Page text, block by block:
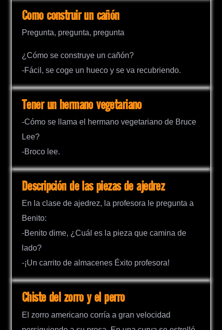
Como construir un cañón
Pregunta, pregunta, pregunta
¿Cómo se construye un cañón?
-Fácil, se coge un hueco y se va recubriendo.
Tener un hermano vegetariano
-Cómo se llama el hermano vegetariano de Bruce
Lee?
-Broco lee.
Descripción de las piezas de ajedrez
En la clase de ajedrez, la profesora le pregunta a
Benito:
-Benito dime, ¿Cuál es la pieza que camina de
lado?
-¡Un carrito de almacenes Éxito profesora!
Chiste del zorro y el perro
El zorro americano corría a gran velocidad